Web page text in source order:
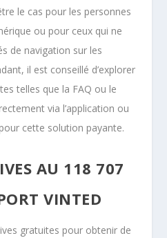
le cas pour les personnes
ou pour ceux qui ne
de navigation sur les
il est conseillé d’explorer
telles que la FAQ ou le
via l’application ou
cette solution payante.
AU 118 707
VINTED
gratuites pour obtenir de